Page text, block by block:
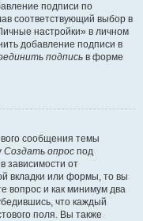
подписи по
соответствующий выбор в
настройки» в личном
добавление подписи в
подпись в форме
сообщения темы
Создать опрос под
зависимости от
вкладки или формы, то вы
вопрос и как минимум два
что каждый
поля. Вы также